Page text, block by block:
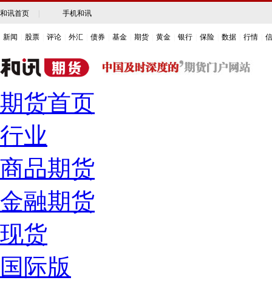
和讯首页 手机和讯
新闻 股票 评论 外汇 债券 基金 期货 黄金 银行 保险 数据 行情
期货首页
行业
商品期货
金融期货
现货
国际版